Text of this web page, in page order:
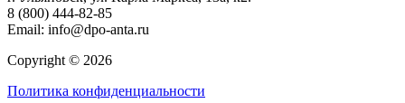
8 (800) 444-82-85
Email: info@dpo-anta.ru
Copyright © 2026
Политика конфиденциальности